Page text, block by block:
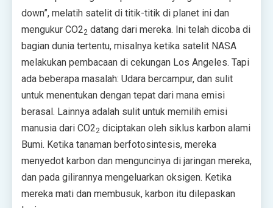
down”, melatih satelit di titik-titik di planet ini dan
mengukur CO22 datang dari mereka. Ini telah dicoba di
bagian dunia tertentu, misalnya ketika satelit NASA
melakukan pembacaan di cekungan Los Angeles. Tapi
ada beberapa masalah: Udara bercampur, dan sulit
untuk menentukan dengan tepat dari mana emisi
berasal. Lainnya adalah sulit untuk memilih emisi
manusia dari CO22 diciptakan oleh siklus karbon alami
Bumi. Ketika tanaman berfotosintesis, mereka
menyedot karbon dan menguncinya di jaringan mereka,
dan pada gilirannya mengeluarkan oksigen. Ketika
mereka mati dan membusuk, karbon itu dilepaskan